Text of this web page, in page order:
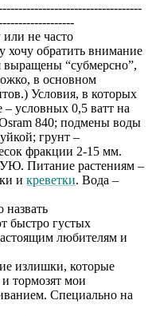
не часто
хочу обратить внимание
выращены “субмерсно”,
в основном
Условия, в которых
условных 0,5 ватт на
840; подмены воды
грунт –
фракции 2-15 мм.
Питание растениям –
и креветки. Вода –
быстро густых
любителям и
излишки, которые
тормозят мои
Специально на